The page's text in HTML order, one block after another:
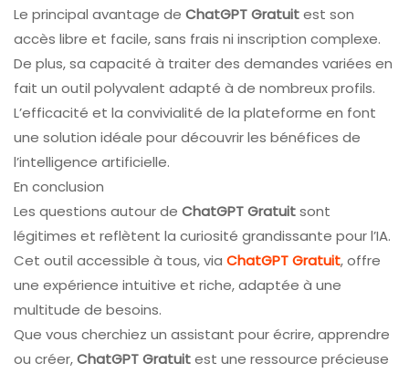
Le principal avantage de ChatGPT Gratuitest son
accès libre et facile, sans frais ni inscription complexe.
De plus, sa capacité à traiter des demandes variées en
fait un outil polyvalent adapté à de nombreux profils.
L’efficacité et la convivialité de la plateforme en font
une solution idéale pour découvrir les bénéfices de
l’intelligence artificielle.
En conclusion
Les questions autour de ChatGPT Gratuitsont
légitimes et reflètent la curiosité grandissante pour l’IA.
Cet outil accessible à tous, via ChatGPT Gratuit, offre
une expérience intuitive et riche, adaptée à une
multitude de besoins.
Que vous cherchiez un assistant pour écrire, apprendre
ou créer,ChatGPT Gratuitest une ressource précieuse